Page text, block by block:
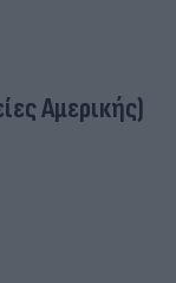
Αμερικής)